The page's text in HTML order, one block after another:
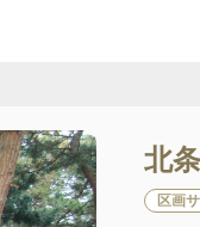
北
区画